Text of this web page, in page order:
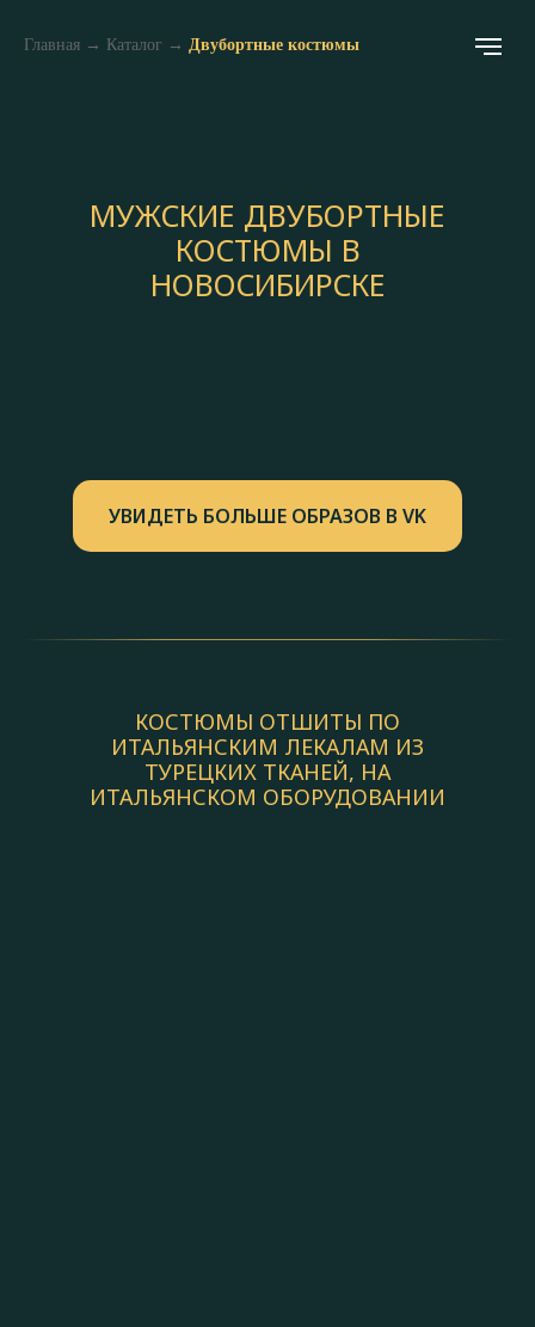
Главная → Каталог → Двубортные костюмы
МУЖСКИЕ ДВУБОРТНЫЕ
КОСТЮМЫ В
НОВОСИБИРСКЕ
УВИДЕТЬ БОЛЬШЕ ОБРАЗОВ В VK
КОСТЮМЫ ОТШИТЫ ПО
ИТАЛЬЯНСКИМ ЛЕКАЛАМ ИЗ
ТУРЕЦКИХ ТКАНЕЙ, НА
ИТАЛЬЯНСКОМ ОБОРУДОВАНИИ